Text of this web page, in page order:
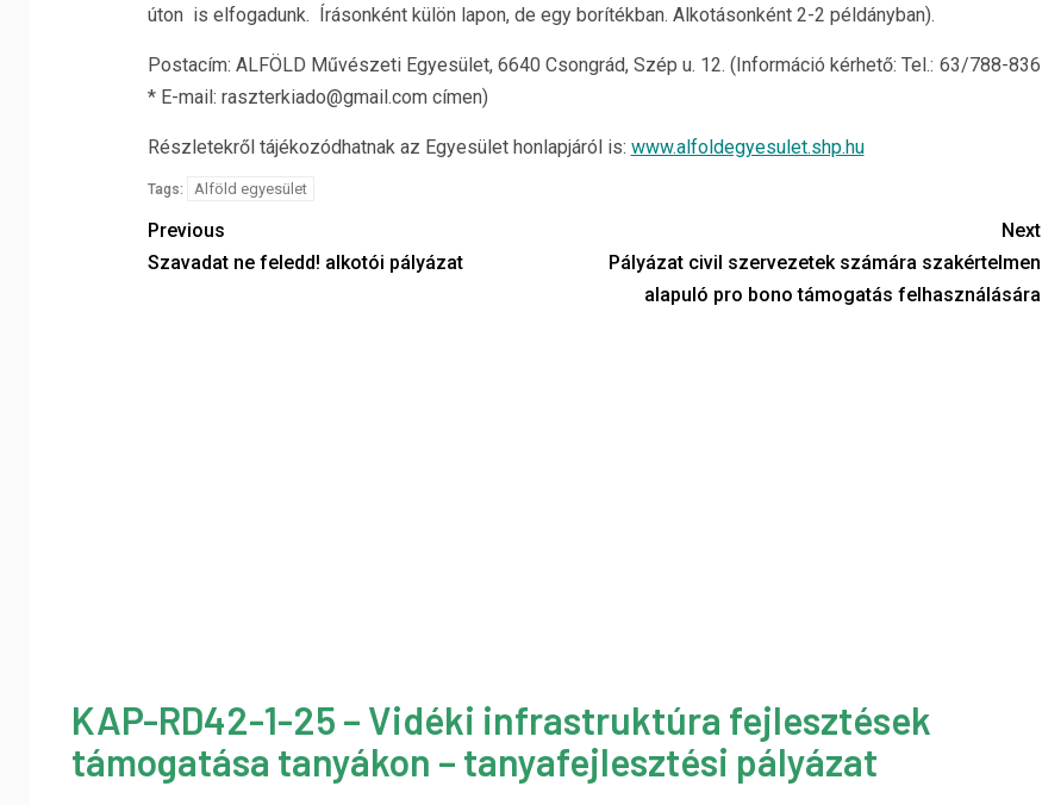
úton is elfogadunk. Írásonként külön lapon, de egy borítékban. Alkotásonként 2-2 példányban).
Postacím: ALFÖLD Művészeti Egyesület, 6640 Csongrád, Szép u. 12. (Információ kérhető: Tel.: 63/788-836
* E-mail: raszterkiado@gmail.com címen)
Részletekről tájékozódhatnak az Egyesület honlapjáról is: www.alfoldegyesulet.shp.hu
Tags: Alföld egyesület
Previous
Szavadat ne feledd! alkotói pályázat
Next
Pályázat civil szervezetek számára szakértelmen
alapuló pro bono támogatás felhasználására
KAP-RD42-1-25 – Vidéki infrastruktúra fejlesztések
támogatása tanyákon – tanyafejlesztési pályázat